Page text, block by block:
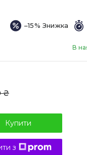
–15%
В
₴
Купити
з